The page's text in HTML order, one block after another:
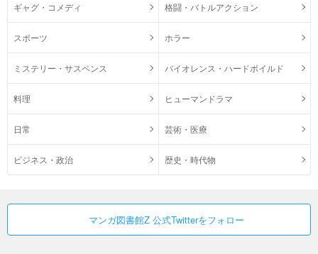
ギャグ・コメディ 格闘・バトルアクション
スポーツ ホラー
ミステリー・サスペンス バイオレンス・ハードボイルド
料理 ヒューマンドラマ
日常 芸術・医療
ビジネス・政治 歴史・時代物
マンガ図書館Z 公式Twitterをフォロー